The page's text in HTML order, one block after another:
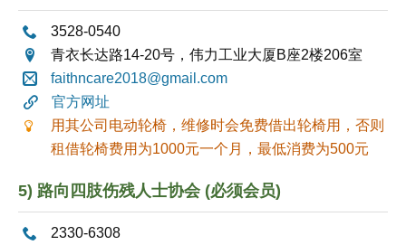
3528-0540
青衣长达路14-20号，伟力工业大厦B座2楼206室
faithncare2018@gmail.com
官方网址
用其公司电动轮椅，维修时会免费借出轮椅用，否则
租借轮椅费用为1000元一个月，最低消费为500元
5) 路向四肢伤残人士协会 (必须会员)
2330-6308